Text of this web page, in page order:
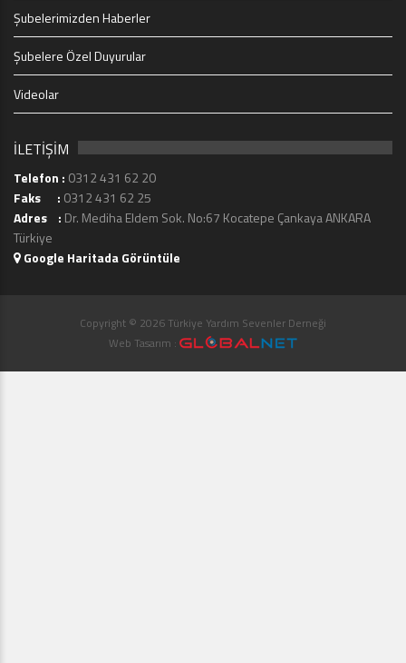
Şubelerimizden Haberler
Şubelere Özel Duyurular
Videolar
İLETİŞİM
Telefon : 0312 431 62 20
Faks : 0312 431 62 25
Adres : Dr. Mediha Eldem Sok. No:67 Kocatepe Çankaya ANKARA
Türkiye
Google Haritada Görüntüle
Copyright © 2026 Türkiye Yardım Sevenler Derneği
Web Tasarım :